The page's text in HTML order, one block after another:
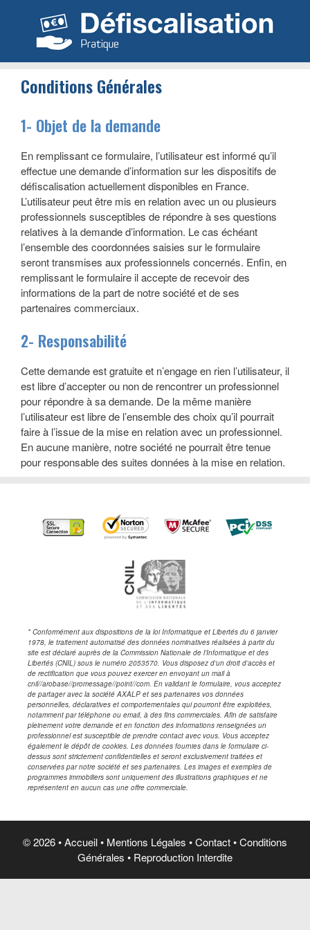
Conditions Générales
1- Objet de la demande
En remplissant ce formulaire, l’utilisateur est informé qu’il
effectue une demande d’information sur les dispositifs de
défiscalisation actuellement disponibles en France.
L’utilisateur peut être mis en relation avec un ou plusieurs
professionnels susceptibles de répondre à ses questions
relatives à la demande d’information. Le cas échéant
l’ensemble des coordonnées saisies sur le formulaire
seront transmises aux professionnels concernés. Enfin, en
remplissant le formulaire il accepte de recevoir des
informations de la part de notre société et de ses
partenaires commerciaux.
2- Responsabilité
Cette demande est gratuite et n’engage en rien l’utilisateur, il
est libre d’accepter ou non de rencontrer un professionnel
pour répondre à sa demande. De la même manière
l’utilisateur est libre de l’ensemble des choix qu’il pourrait
faire à l’issue de la mise en relation avec un professionnel.
En aucune manière, notre société ne pourrait être tenue
pour responsable des suites données à la mise en relation.
* Conformément aux dispositions de la loi Informatique et Libertés du 6 janvier
1978, le traitement automatisé des données nominatives réalisées à partir du
site est déclaré auprès de la Commission Nationale de l’Informatique et des
Libertés (CNIL) sous le numéro 2053570. Vous disposez d’un droit d’accès et
de rectification que vous pouvez exercer en envoyant un mail à
cnil//arobase//promessage//point//com. En validant le formulaire, vous acceptez
de partager avec la société AXALP et ses partenaires vos données
personnelles, déclaratives et comportementales qui pourront être exploitées,
notamment par téléphone ou email, à des fins commerciales. Afin de satisfaire
pleinement votre demande et en fonction des informations renseignées un
professionnel est susceptible de prendre contact avec vous. Vous acceptez
également le dépôt de cookies. Les données fournies dans le formulaire ci-
dessus sont strictement confidentielles et seront exclusivement traitées et
conservées par notre société et ses partenaires. Les images et exemples de
programmes immobiliers sont uniquement des illustrations graphiques et ne
représentent en aucun cas une offre commerciale.
© 2026 •Accueil• Mentions Légales •Contact•Conditions
Générales • Reproduction Interdite
Réduction d'impôts